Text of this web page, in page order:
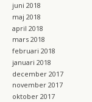
juni 2018
maj 2018
april 2018
mars 2018
februari 2018
januari 2018
december 2017
november 2017
oktober 2017